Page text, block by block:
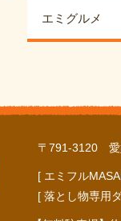
エミグルメ
〒791-3120 愛
[ エミフル
[ 落とし物専用